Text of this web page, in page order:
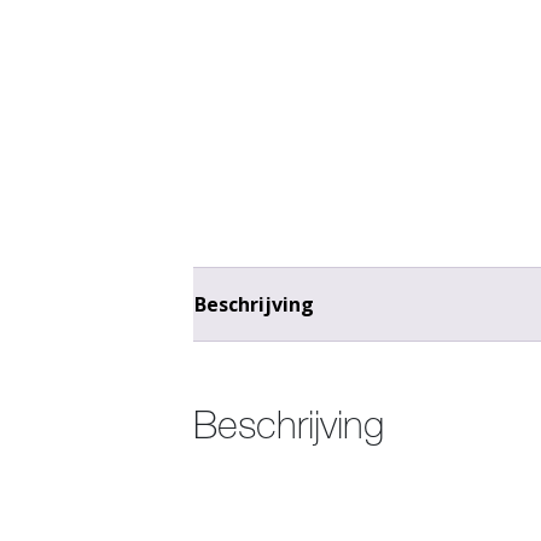
Beschrijving
Beschrijving